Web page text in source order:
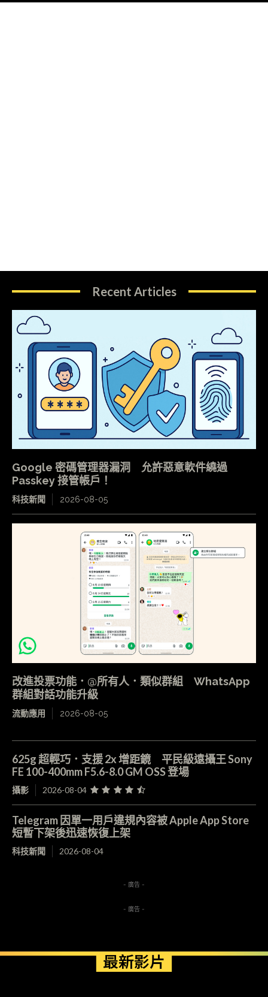
Recent Articles
Google 密碼管理器漏洞 允許惡意軟件繞過
Passkey 接管帳戶！
科技新聞 2026-08-05
改進投票功能．@所有人．類似群組 WhatsApp
群組對話功能升級
流動應用 2026-08-05
625g 超輕巧．支援 2x 增距鏡 平民級遠攝王 Sony
FE 100-400mm F5.6-8.0 GM OSS 登場
攝影 2026-08-04
Telegram 因單一用戶違規內容被 Apple App Store
短暫下架後迅速恢復上架
科技新聞 2026-08-04
- 廣告 -
- 廣告 -
最新影片